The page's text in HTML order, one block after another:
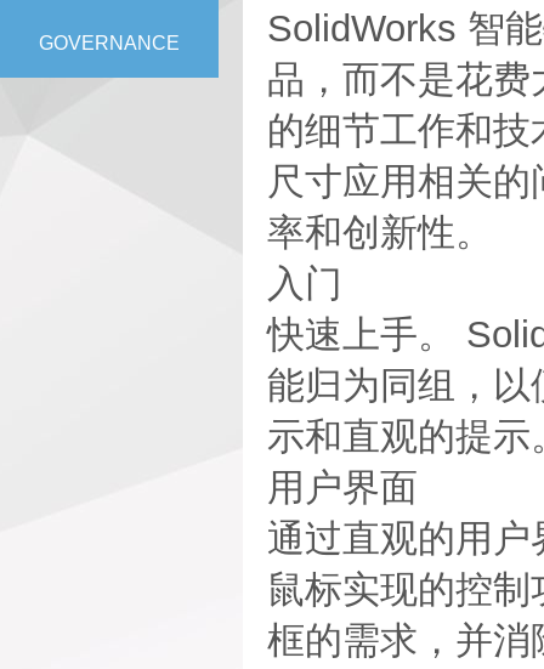
GOVERNANCE
SolidWorks 智
品，而不是花
的细节工作和
尺寸应用相关
率和创新性。
入门
快速上手。
能归为同组，
示和直观的提示
用户界面
通过直观的用
鼠标实现的控
框的需求，并消